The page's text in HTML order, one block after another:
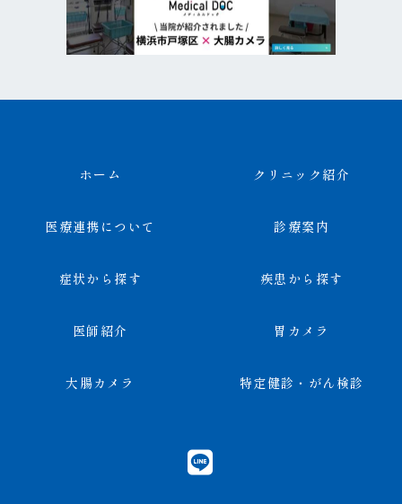
ホーム クリニック紹介
医療連携について 診療案内
症状から探す 疾患から探す
医師紹介 胃カメラ
大腸カメラ 特定健診・がん検診